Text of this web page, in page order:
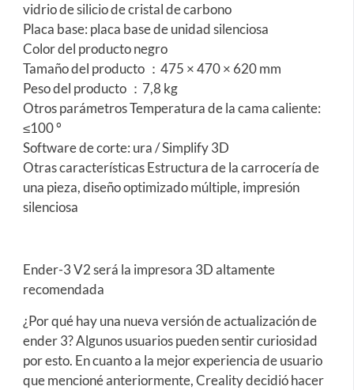
vidrio de silicio de cristal de carbono
Placa base: placa base de unidad silenciosa
Color del producto negro
Tamaño del producto ：475 × 470 × 620 mm
Peso del producto ：7,8 kg
Otros parámetros Temperatura de la cama caliente:
≤100 °
Software de corte: ura / Simplify 3D
Otras características Estructura de la carrocería de
una pieza, diseño optimizado múltiple, impresión
silenciosa
Ender-3 V2 será la impresora 3D altamente
recomendada
¿Por qué hay una nueva versión de actualización de
ender 3? Algunos usuarios pueden sentir curiosidad
por esto. En cuanto a la mejor experiencia de usuario
que mencioné anteriormente, Creality decidió hacer